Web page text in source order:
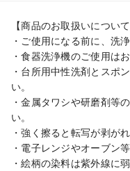
【商品のお取扱いについて
・ご使用になる前に、洗
・食器洗浄機のご使用は
・台所用中性洗剤とスポ
い。
・金属タワシや研磨剤等
い。
・強く擦ると転写が剥が
・電子レンジやオーブン
・絵柄の染料は紫外線に